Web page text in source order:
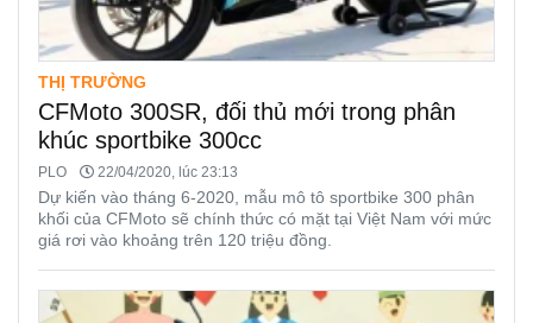
THỊ TRƯỜNG
CFMoto 300SR, đối thủ mới trong phân
khúc sportbike 300cc
PLO 22/04/2020, lúc 23:13
Dự kiến vào tháng 6-2020, mẫu mô tô sportbike 300 phân
khối của CFMoto sẽ chính thức có mặt tại Việt Nam với mức
giá rơi vào khoảng trên 120 triệu đồng.